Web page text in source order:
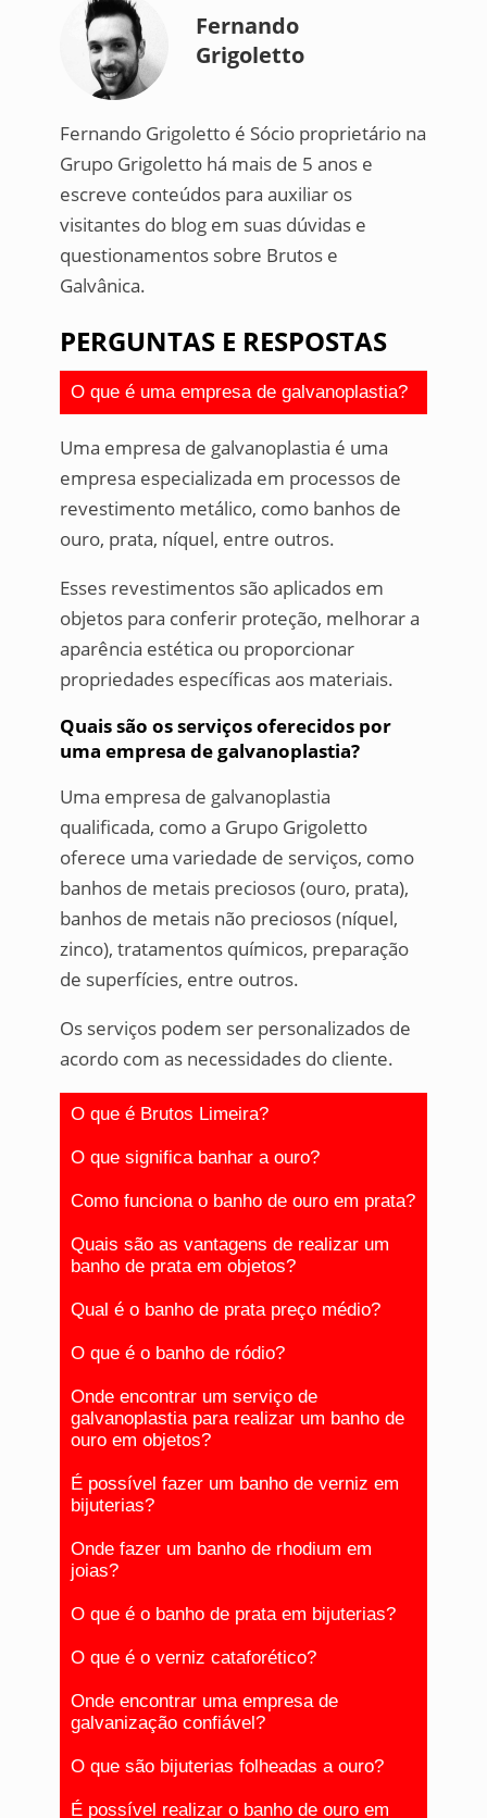
Fernando
Grigoletto
Fernando Grigoletto é Sócio proprietário na
Grupo Grigoletto há mais de 5 anos e
escreve conteúdos para auxiliar os
visitantes do blog em suas dúvidas e
questionamentos sobre Brutos e
Galvânica.
PERGUNTAS E RESPOSTAS
O que é uma empresa de galvanoplastia?
Uma empresa de galvanoplastia é uma
empresa especializada em processos de
revestimento metálico, como banhos de
ouro, prata, níquel, entre outros.
Esses revestimentos são aplicados em
objetos para conferir proteção, melhorar a
aparência estética ou proporcionar
propriedades específicas aos materiais.
Quais são os serviços oferecidos por
uma empresa de galvanoplastia?
Uma empresa de galvanoplastia
qualificada, como a Grupo Grigoletto
oferece uma variedade de serviços, como
banhos de metais preciosos (ouro, prata),
banhos de metais não preciosos (níquel,
zinco), tratamentos químicos, preparação
de superfícies, entre outros.
Os serviços podem ser personalizados de
acordo com as necessidades do cliente.
O que é Brutos Limeira?
O que significa banhar a ouro?
Como funciona o banho de ouro em prata?
Quais são as vantagens de realizar um
banho de prata em objetos?
Qual é o banho de prata preço médio?
O que é o banho de ródio?
Onde encontrar um serviço de
galvanoplastia para realizar um banho de
ouro em objetos?
É possível fazer um banho de verniz em
bijuterias?
Onde fazer um banho de rhodium em
joias?
O que é o banho de prata em bijuterias?
O que é o verniz cataforético?
Onde encontrar uma empresa de
galvanização confiável?
O que são bijuterias folheadas a ouro?
É possível realizar o banho de ouro em